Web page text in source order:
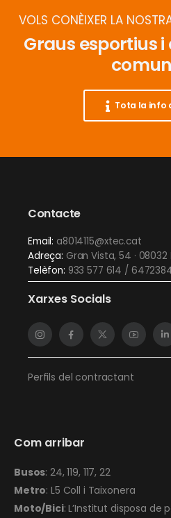
VOLS CONÈIXER LA
Graus esportius i
Tota la info
Contacte
Email: a8014115@xtec.cat
Adreça: Gran Vista, 54 ·
Telèfon: 933 577 614 /
Xarxes Socials
Perfils del contractant
Com arribar
Busos: 24, 119, 117, 22
Metro: L5 Coll i Taixonera
Moto/Bici: L’Institut disposa de